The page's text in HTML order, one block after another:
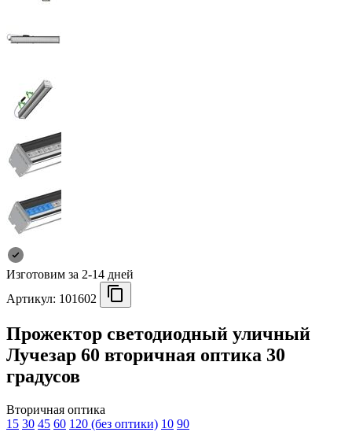
Изготовим за 2-14 дней
Артикул: 101602
Прожектор светодиодный уличный
Лучезар 60 вторичная оптика 30
градусов
Вторичная оптика
15 30 45 60 120 (без оптики) 10 90